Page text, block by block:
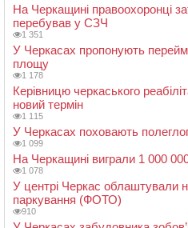
На Черкащині правоохоронці
перебував у СЗЧ
1 351
У Черкасах пропонують
площу
1 178
Керівницю черкаського
новий термін
1 115
У Черкасах поховають
1 099
На Черкащині виграли 1 000
1 078
У центрі Черкас облаштували
паркування (ФОТО)
910